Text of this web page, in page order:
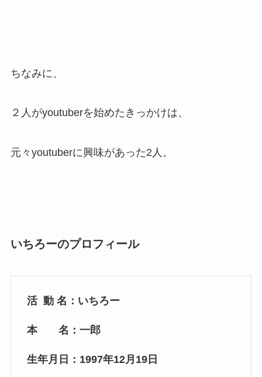
ちなみに、
２人がyoutuberを始めたきっかけは、
元々youtuberに興味があった2人。
いちろーのプロフィール
活 動 名：いちろー
本 名：一郎
生年月日：1997年12月19日